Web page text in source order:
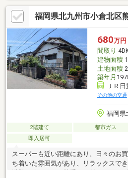
いた住環境です○小学校は徒歩８分と
社自慢のワンストップサービス】・当
ム、ローンに関するエキスパート！・
もまとめてお見積り♪・住み替え先を
並行して行えます！・もちろん査定も無
福岡県北九州市小倉北区
680万円
間取り
建物面積
土地面積
築年月
ＪＲ
その他の交通
福岡県
2階建て 都市ガス
即入居可
スーパーも近い距離にあり、日々のお
ち着いた雰囲気があり、リラックスで